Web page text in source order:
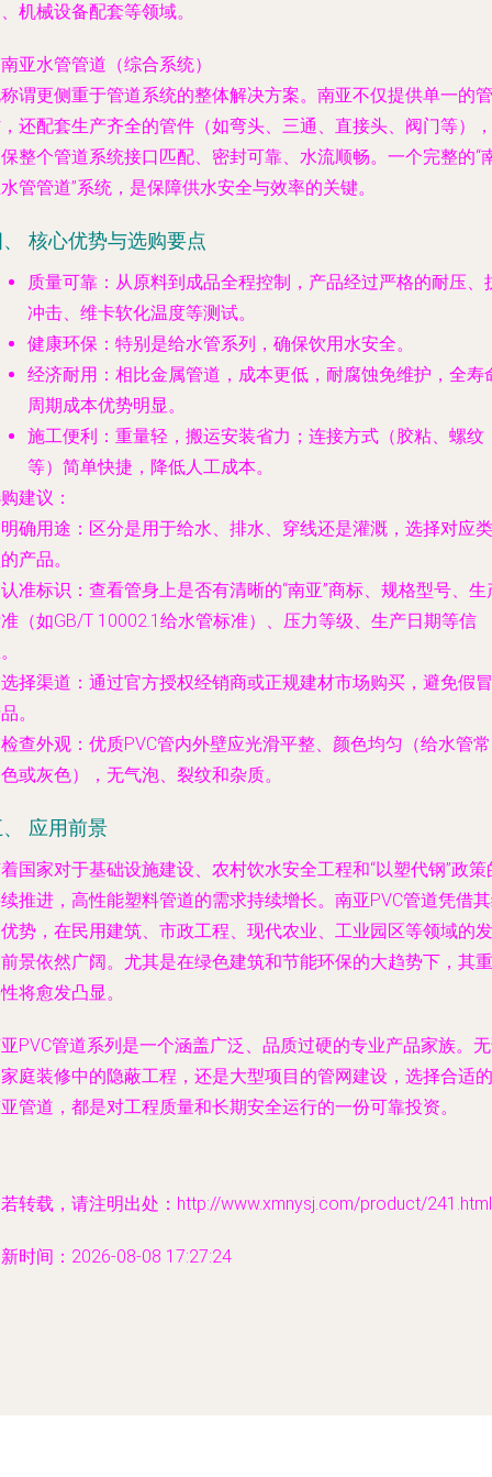
机械设备配套等领域。
南亚水管管道（综合系统）
谓更侧重于管道系统的整体解决方案。南亚不仅提供单一的管
还配套生产齐全的管件（如弯头、三通、直接头、阀门等），
整个管道系统接口匹配、密封可靠、水流顺畅。一个完整的“
管管道”系统，是保障供水安全与效率的关键。
核心优势与选购要点
质量可靠 ：从原料到成品全程控制，产品经过严格的耐压、
冲击、维卡软化温度等测试。
健康环保 ：特别是给水管系列，确保饮用水安全。
经济耐用 ：相比金属管道，成本更低，耐腐蚀免维护，全寿
周期成本优势明显。
施工便利 ：重量轻，搬运安装省力；连接方式（胶粘、螺纹
等）简单快捷，降低人工成本。
建议 ：
明确用途 ：区分是用于给水、排水、穿线还是灌溉，选择对应类
产品。
认准标识 ：查看管身上是否有清晰的“南亚”商标、规格型号、生
（如GB/T 10002.1给水管标准）、压力等级、生产日期等信
选择渠道 ：通过官方授权经销商或正规建材市场购买，避免假冒
。
检查外观 ：优质PVC管内外壁应光滑平整、颜色均匀（给水管
或灰色），无气泡、裂纹和杂质。
应用前景
国家对于基础设施建设、农村饮水安全工程和“以塑代钢”政策
推进，高性能塑料管道的需求持续增长。南亚PVC管道凭借
势，在民用建筑、市政工程、现代农业、工业园区等领域的发
景依然广阔。尤其是在绿色建筑和节能环保的大趋势下，其重
将愈发凸显。
PVC管道系列是一个涵盖广泛、品质过硬的专业产品家族。
庭装修中的隐蔽工程，还是大型项目的管网建设，选择合适的
管道，都是对工程质量和长期安全运行的一份可靠投资。
转载，请注明出处：http://www.xmnysj.com/product/241.html
时间：2026-08-08 17:27:24